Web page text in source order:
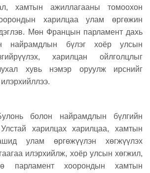
хамтын ажиллагааны томоохон
харилцаа улам өргөжин
Мөн Францын парламент дахь
найрамдлын бүлэг хоёр улсын
харилцан ойлголцлыг
хувь нэмэр оруулж ирснийг
болон найрамдлын бүлгийн
харилцах харилцаа, хамтын
улам өргөжүүлэн хөгжүүлэх
илэрхийлж, хоёр улсын хөгжил,
парламент хоорондын хамтын